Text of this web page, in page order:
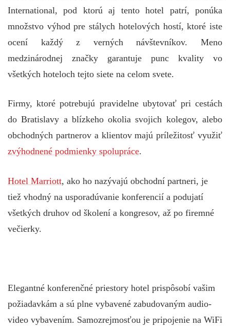
International, pod ktorú aj tento hotel patrí, ponúka
množstvo výhod pre stálych hotelových hostí, ktoré iste
ocení každý z verných návštevníkov. Meno
medzinárodnej značky garantuje punc kvality vo
všetkých hoteloch tejto siete na celom svete.
Firmy, ktoré potrebujú pravidelne ubytovať pri cestách
do Bratislavy a blízkeho okolia svojich kolegov, alebo
obchodných partnerov a klientov majú príležitosť využiť
zvýhodnené podmienky spolupráce.
Hotel Marriott, ako ho nazývajú obchodní partneri, je
tiež vhodný na usporadúvanie konferencií a podujatí
všetkých druhov od školení a kongresov, až po firemné
večierky.
Elegantné konferenčné priestory hotel prispôsobí vašim
požiadavkám a sú plne vybavené zabudovaným audio-
video vybavením. Samozrejmosťou je pripojenie na WiFi